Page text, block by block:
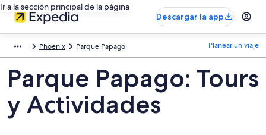
Ir a la sección principal de la página
Descargar la app
Phoenix Parque Papago Planear un viaje
Parque Papago: Tours
y Actividades